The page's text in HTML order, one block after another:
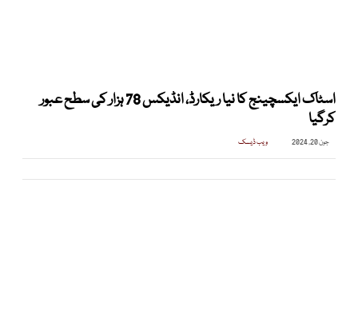
اسٹاک ایکسچینج کا نیا ریکارڈ، انڈیکس 78 ہزار کی سطح عبور
کرگیا
جون 20, 2024 ویب ڈیسک